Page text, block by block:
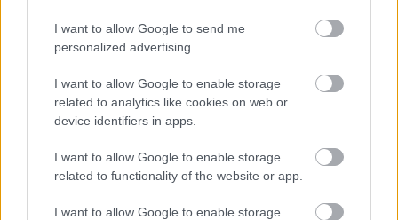
I want to allow Google to send me
personalized advertising.
I want to allow Google to enable storage
related to analytics like cookies on web or
device identifiers in apps.
I want to allow Google to enable storage
related to functionality of the website or app.
I want to allow Google to enable storage
Επίθεση στην αλυσίδα εφοδιασμού
του npm: Παραβιάστηκε το δημοφιλές
εβδομαδιαίες λήψεις